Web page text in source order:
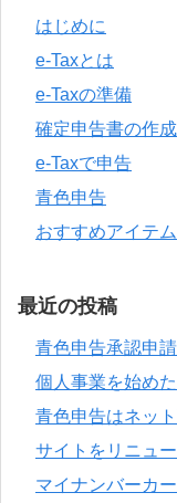
はじめに
e-Taxとは
e-Taxの準備
確定申告書の作成
e-Taxで申告
青色申告
おすすめアイテム
最近の投稿
青色申告承認申
個人事業を始め
青色申告はネッ
サイトをリニュ
マイナンバーカ